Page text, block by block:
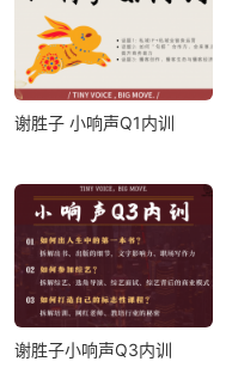
谢胜子 小响声Q1内训
谢胜子小响声Q3内训